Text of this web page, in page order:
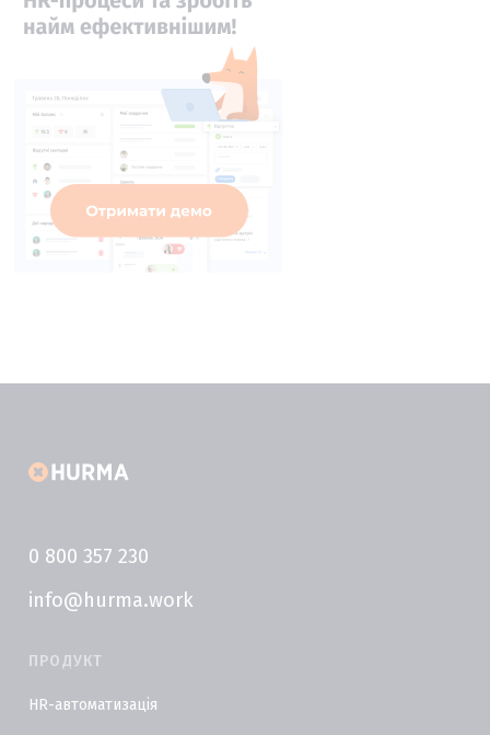
0 800 357 230
info@hurma.work
ПРОДУКТ
HR-автоматизація